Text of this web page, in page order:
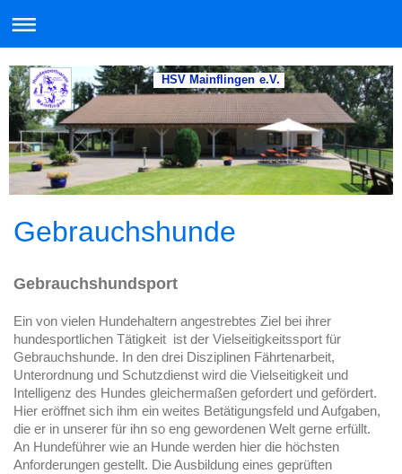
HSV Mainflingen e.V.
Gebrauchshunde
Gebrauchshundsport
Ein von vielen Hundehaltern angestrebtes Ziel bei ihrer
hundesportlichen Tätigkeit ist der Vielseitigkeitssport für
Gebrauchshunde. In den drei Disziplinen Fährtenarbeit,
Unterordnung und Schutzdienst wird die Vielseitigkeit und
Intelligenz des Hundes gleichermaßen gefordert und gefördert.
Hier eröffnet sich ihm ein weites Betätigungsfeld und Aufgaben,
die er in unserer für ihn so eng gewordenen Welt gerne erfüllt.
An Hundeführer wie an Hunde werden hier die höchsten
Anforderungen gestellt. Die Ausbildung eines geprüften